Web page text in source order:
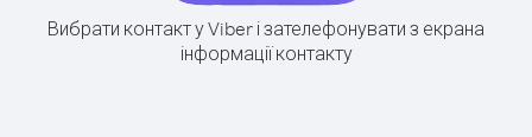
Вибрати контакт у Viber і зателефонувати з екрана
інформації контакту